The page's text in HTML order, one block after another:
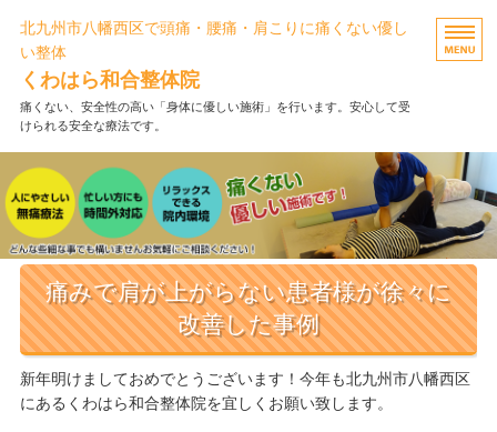
北九州市八幡西区で頭痛・腰痛・肩こりに痛くない優し
い整体
くわはら和合整体院
痛くない、安全性の高い「身体に優しい施術」を行います。安心して受
けられる安全な療法です。
ホーム
施術メニュー・料金
FAQ・お客様の声
当院について
お問い合わせ
痛みで肩が上がらない患者様が徐々に
改善した事例
新年明けましておめでとうございます！今年も北九州市八幡西区
にあるくわはら和合整体院を宜しくお願い致します。